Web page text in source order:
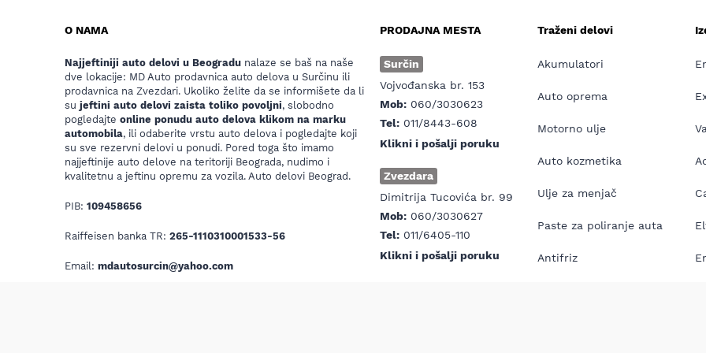
O NAMA
Najjeftiniji auto delovi u Beogradu nalaze se baš na naše
dve lokacije: MD Auto prodavnica auto delova u Surčinu ili
prodavnica na Zvezdari. Ukoliko želite da se informišete da li
su jeftini auto delovi zaista toliko povoljni, slobodno
pogledajte online ponudu auto delova klikom na marku
automobila, ili odaberite vrstu auto delova i pogledajte koji
su sve rezervni delovi u ponudi. Pored toga što imamo
najjeftinije auto delove na teritoriji Beograda, nudimo i
kvalitetnu a jeftinu opremu za vozila. Auto delovi Beograd.
PIB: 109458656
Raiffeisen banka TR: 265-1110310001533-56
Email: mdautosurcin@yahoo.com
PRODAJNA MESTA
Surčin
Vojvođanska br. 153
Mob: 060/3030623
Tel: 011/8443-608
Klikni i pošalji poruku
Zvezdara
Dimitrija Tucovića br. 99
Mob: 060/3030627
Tel: 011/6405-110
Klikni i pošalji poruku
Traženi delovi
Akumulatori
Auto oprema
Motorno ulje
Auto kozmetika
Ulje za menjač
Paste za poliranje auta
Antifriz